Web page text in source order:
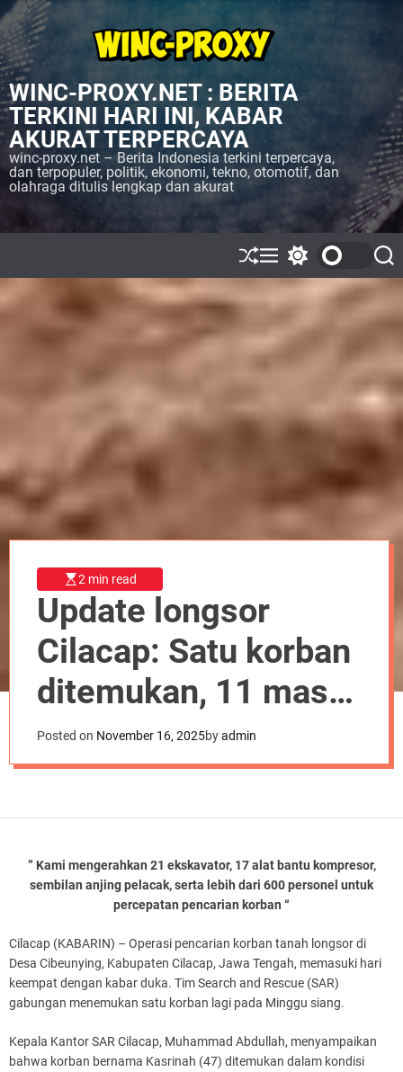
i
p
t
o
WINC-PROXY.NET : BERITA
TERKINI HARI INI, KABAR
AKURAT TERPERCAYA
winc-proxy.net – Berita Indonesia terkini terpercaya,
dan terpopuler, politik, ekonomi, tekno, otomotif, dan
olahraga ditulis lengkap dan akurat
S
h
ff
M
e
w
t
S
e
2 min read
Update longsor
Cilacap: Satu korban
ditemukan, 11 masih
dalam pencarian
Posted on November 16, 2025byadmin
” Kami mengerahkan 21 ekskavator, 17 alat bantu kompresor,
sembilan anjing pelacak, serta lebih dari 600 personel untuk
percepatan pencarian korban “
Cilacap (KABARIN) – Operasi pencarian korban tanah longsor di
Desa Cibeunying, Kabupaten Cilacap, Jawa Tengah, memasuki hari
keempat dengan kabar duka. Tim Search and Rescue (SAR)
gabungan menemukan satu korban lagi pada Minggu siang.
Kepala Kantor SAR Cilacap, Muhammad Abdullah, menyampaikan
bahwa korban bernama Kasrinah (47) ditemukan dalam kondisi